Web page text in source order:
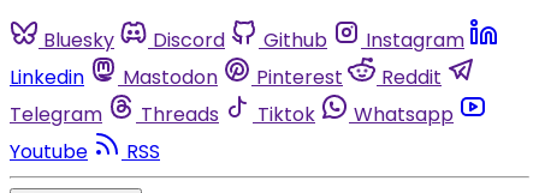
Bluesky Discord Github
Instagram
Linkedin
Mastodon Pinterest
Reddit
Telegram
Threads Tiktok
Whatsapp
Youtube
RSS